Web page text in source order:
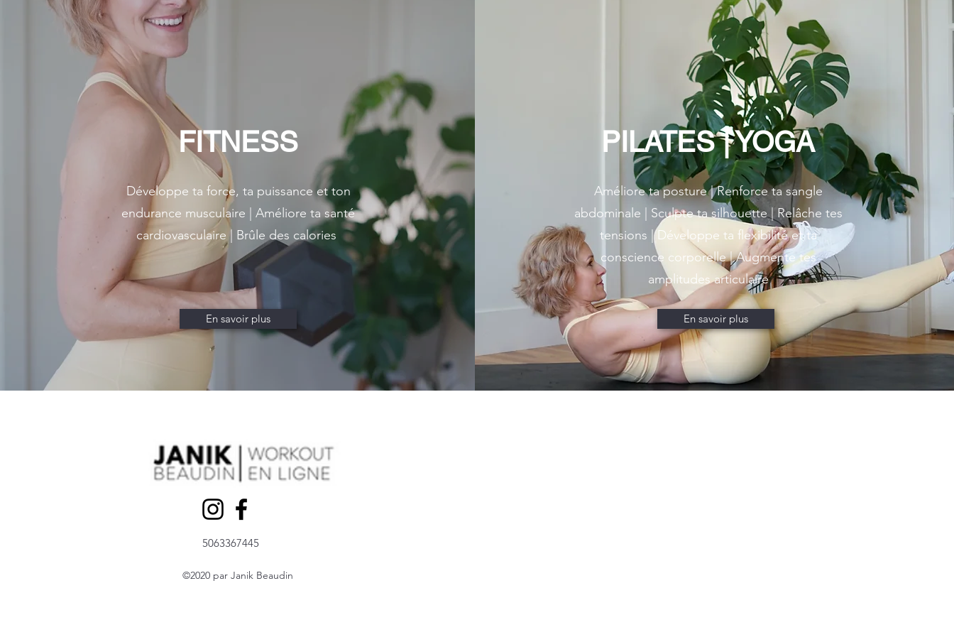
FITNESS
Développe ta force, ta puissance et ton
endurance musculaire | Améliore ta santé
cardiovasculaire | Brûle des calories
En savoir plus
PILATES | YOGA
Améliore ta posture | Renforce ta sangle
abdominale | Sculpte ta silhouette | Relâche tes
tensions | Développe ta flexibilité et ta
conscience corporelle | Augmente tes
amplitudes articulaire
En savoir plus
5063367445
©2020 par Janik Beaudin